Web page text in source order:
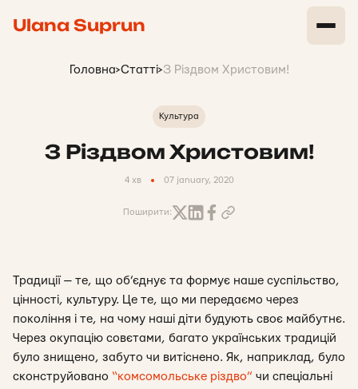
Ulana Suprun
Головна>Статті>З Різдвом Христовим!
Культура
З Різдвом Христовим!
4 хв 07 january, 2020
Поширити:
Традиції — те, що об’єднує та формує наше суспільство,
цінності, культуру. Це те, що ми передаємо через
покоління і те, на чому наші діти будують своє майбутнє.
Через окупацію совєтами, багато українських традицій
було знищено, забуто чи витіснено. Як, наприклад, було
сконструйовано “комсомольське різдво” чи спеціальні